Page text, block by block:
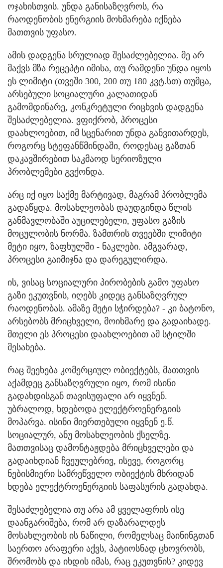
ოჯახისთვის. უნდა განისაზღვროს, რა
რაოდენობის ენერგიის მოხმარება იქნება
მათთვის უფასო.
ამის დადგენა სრულიად შესაძლებელია. მე არ
მაქვს მზა რეცეპტი იმისა, თუ რამდენი უნდა იყოს
ეს ლიმიტი (თვეში 300, 200 თუ 180 კვტ.სთ) თუმცა,
არსებული სოციალური კალათიდან
გამომდინარე, კონკრეტული რიცხვის დადგენა
შესაძლებელია. ვფიქრობ, პროცესი
დაახლოებით, იმ სცენარით უნდა განვითარდეს,
როგორც სტეფანწმინდაში, როდესაც გაზთან
დაკავშირებით საკმაოდ სერიოზული
პრობლემები გვქონდა.
არც იქ იყო საქმე მარტივად, მაგრამ პრობლემა
გადაწყდა. მოსახლეობას დაუდგინდა წლის
განმავლობაში აუცილებელი, უფასო გაზის
მოცულობის ნორმა. ზამთრის თვეებში ლიმიტი
მეტი იყო, ზაფხულში - ნაკლები. ამგვარად,
პროცესი გაიმიჯნა და დარეგულირდა.
ის, ვისაც სოციალური პირობების გამო უფასო
გაზი ეკუთვნის, იღებს კიდეც განსაზღვრულ
რაოდენობას. ამაზე მეტი სჭირდება? - კი ბატონო,
არსებობს მრიცხველი, მოიხმარე და გადაიხადე.
მთელი ეს პროცესი დაახლოებით ამ სტილში
მესახება.
რაც შეეხება კომერციულ ობიექტებს, მათთვის
აქამდეც განსაზღვრული იყო, რომ ისინი
გადახდისგან თავისუფალი არ იყვნენ.
უბრალოდ, ხდებოდა ელექტროენერგიის
მოპარვა. ისინი მიერთებული იყვნენ ე.წ.
სოციალურ, ანუ მოსახლეობის ქსელზე.
მათთვისაც დამონტაჟდება მრიცხველები და
გადაიხდიან ჩვეულებრივ, ისევე, როგორც
ნებისმიერი სამრეწველო ობიექტის მხრიდან
ხდება ელექტროენერგიის საფასურის გადახდა.
შესაძლებელია თუ არა ამ ყველაფრის ისე
დაანგარიშება, რომ არ დაზარალდეს
მოსახლეობის ის ნაწილი, რომელსაც მაინინგთან
საერთო არაფერი აქვს, პატიოსნად ცხოვრობს,
შრომობს და იხდის იმას, რაც ეკუთვნის? კიდევ